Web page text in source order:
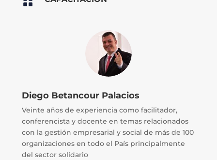
Diego Betancour Palacios
Veinte años de experiencia como facilitador,
conferencista y docente en temas relacionados
con la gestión empresarial y social de más de 100
organizaciones en todo el País principalmente
del sector solidario